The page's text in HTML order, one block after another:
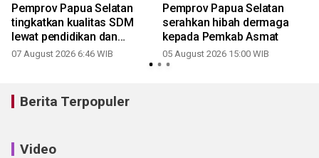
Pemprov Papua Selatan
tingkatkan kualitas SDM
lewat pendidikan dan
pelatihan
07 August 2026 6:46 WIB
Pemprov Papua Selatan
serahkan hibah dermaga
kepada Pemkab Asmat
05 August 2026 15:00 WIB
Berita Terpopuler
Video